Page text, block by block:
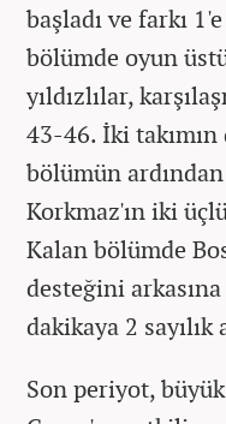
başladı ve farkı
bölümde oyun
yıldızlılar,
43-46. İki takımın
bölümün
Korkmaz'ın iki
Kalan bölümde
desteğini
dakikaya 2
Son periyot,